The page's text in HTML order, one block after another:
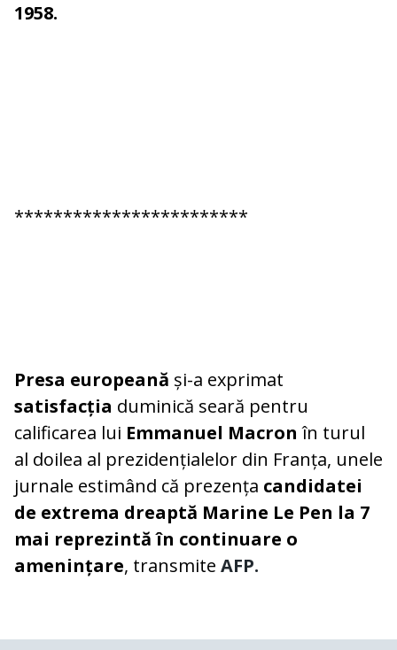
1958.
************************
Presa europeană și-a exprimat
satisfacția duminică seară pentru
calificarea lui Emmanuel Macron în turul
al doilea al prezidențialelor din Franța, unele
jurnale estimând că prezența candidatei
de extrema dreaptă Marine Le Pen la 7
mai reprezintă în continuare o
amenințare, transmite AFP.